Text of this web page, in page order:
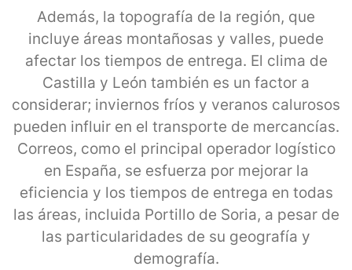
Además, la topografía de la región, que
incluye áreas montañosas y valles, puede
afectar los tiempos de entrega. El clima de
Castilla y León también es un factor a
considerar; inviernos fríos y veranos calurosos
pueden influir en el transporte de mercancías.
Correos, como el principal operador logístico
en España, se esfuerza por mejorar la
eficiencia y los tiempos de entrega en todas
las áreas, incluida Portillo de Soria, a pesar de
las particularidades de su geografía y
demografía.